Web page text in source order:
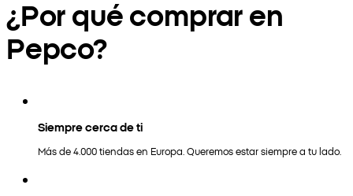
¿Por qué comprar en
Pepco?
Siempre cerca de ti
Más de 4.000 tiendas en Europa. Queremos estar siempre a tu lado.